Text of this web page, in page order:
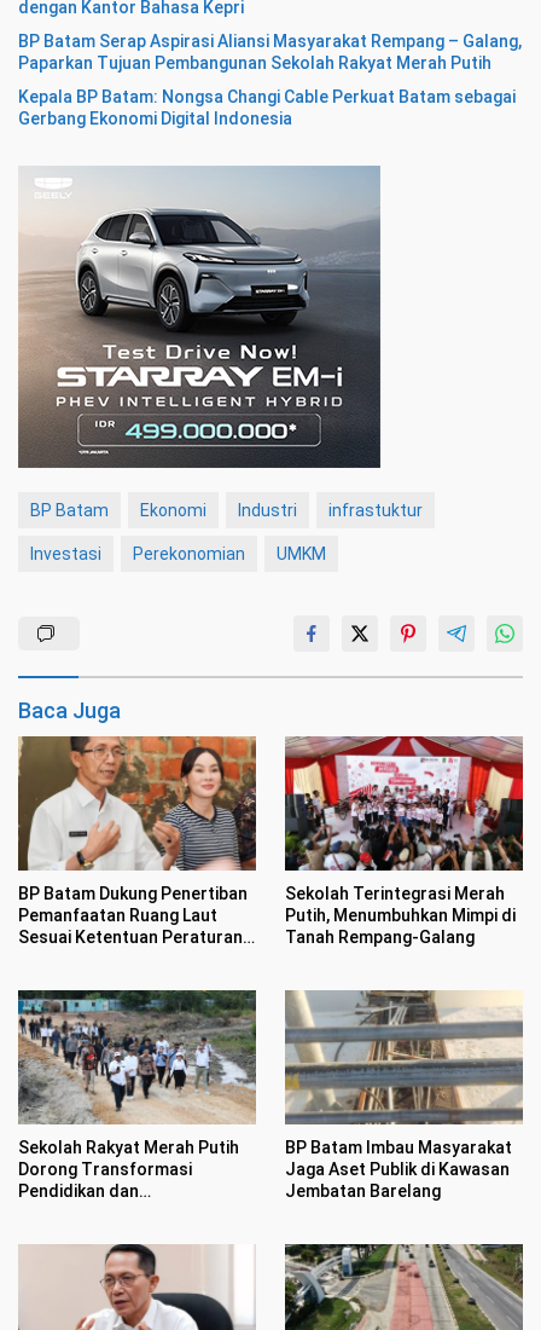
dengan Kantor Bahasa Kepri
BP Batam Serap Aspirasi Aliansi Masyarakat Rempang – Galang,
Paparkan Tujuan Pembangunan Sekolah Rakyat Merah Putih
Kepala BP Batam: Nongsa Changi Cable Perkuat Batam sebagai
Gerbang Ekonomi Digital Indonesia
BP Batam Ekonomi Industri infrastuktur
Investasi Perekonomian UMKM
Baca Juga
BP Batam Dukung Penertiban
Pemanfaatan Ruang Laut
Sesuai Ketentuan Peraturan
Sekolah Terintegrasi Merah
Putih, Menumbuhkan Mimpi di
Tanah Rempang-Galang
Sekolah Rakyat Merah Putih
Dorong Transformasi
Pendidikan dan
BP Batam Imbau Masyarakat
Jaga Aset Publik di Kawasan
Jembatan Barelang